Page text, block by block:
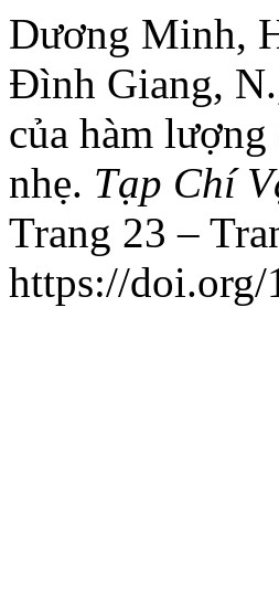
Dương Minh,
Đình Giang,
của hàm
nhẹ. Tạp Chí
Trang 23 –
https://doi.org/